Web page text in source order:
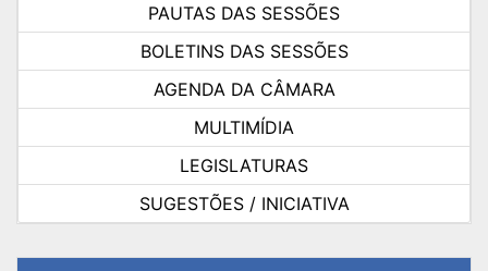
PAUTAS DAS SESSÕES
BOLETINS DAS SESSÕES
AGENDA DA CÂMARA
MULTIMÍDIA
LEGISLATURAS
SUGESTÕES / INICIATIVA